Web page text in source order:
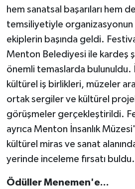
hem sanatsal başarıları hem
temsiliyetiyle organizasyonun
ekiplerin başında geldi.
Menton Belediyesi ile kardeş
önemli temaslarda bulunuldu.
kültürel iş birlikleri, müzeler
ortak sergiler ve kültürel
görüşmeler gerçekleştirildi.
ayrıca Menton İnsanlık
kültürel miras ve sanat
yerinde inceleme fırsatı buldu.
Ödüller Menemen'e...